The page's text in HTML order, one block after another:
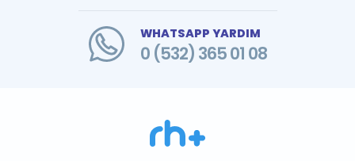
WHATSAPP YARDIM
0 (532) 365 01 08